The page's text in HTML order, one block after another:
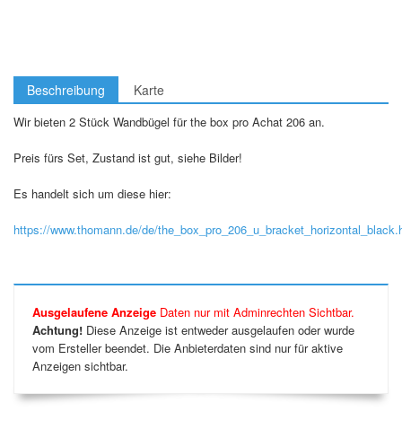
Beschreibung Karte
Wir bieten 2 Stück Wandbügel für the box pro Achat 206 an.
Preis fürs Set, Zustand ist gut, siehe Bilder!
Es handelt sich um diese hier:
https://www.thomann.de/de/
Ausgelaufene Anzeige Daten nur mit Adminrechten Sichtbar.
Achtung! Diese Anzeige ist entweder ausgelaufen oder wurde
vom Ersteller beendet. Die Anbieterdaten sind nur für aktive
Anzeigen sichtbar.